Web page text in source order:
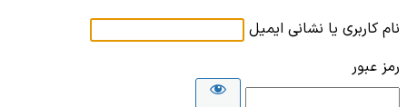
نام کاربری یا نشانی ایمیل
رمز عبور